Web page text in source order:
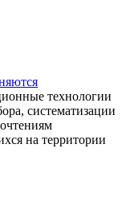
технологии
систематизации
на территории